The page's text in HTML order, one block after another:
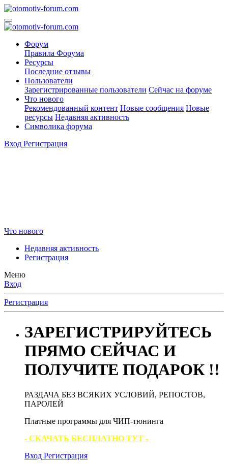
Форум
Правила Форума
Ресурсы
Последние отзывы
Пользователи
Зарегистрированные пользователи Сейчас на форуме
Что нового
Рекомендованный контент Новые сообщения Новые
ресурсы Недавняя активность
Символика форума
Вход Регистрация
Что нового
Недавняя активность
Регистрация
Меню
Вход
Регистрация
ЗАРЕГИСТРИРУЙТЕСЬ
ПРЯМО СЕЙЧАС И
ПОЛУЧИТЕ ПОДАРОК !!
РАЗДАЧА БЕЗ ВСЯКИХ УСЛОВИЙ, РЕПОСТОВ,
ПАРОЛЕЙ
Платные программы для ЧИП-тюнинга
- СКАЧАТЬ БЕСПЛАТНО ТУТ -
Вход Регистрация